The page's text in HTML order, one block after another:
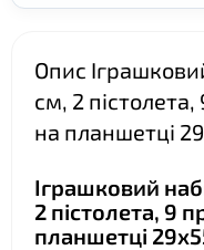
Опис
см, 2
на планшетці
Іграшковий
2 пістолета, 9
планшетці